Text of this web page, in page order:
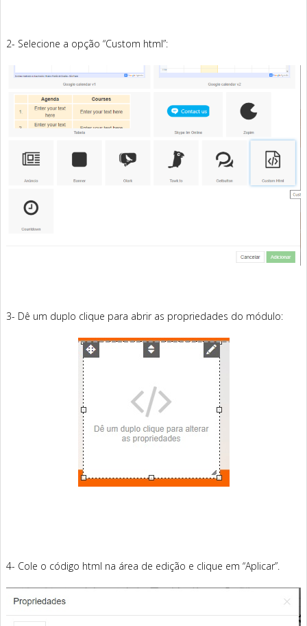
2- Selecione a opção “Custom html”:
3- Dê um duplo clique para abrir as propriedades do módulo:
4- Cole o código html na área de edição e clique em “Aplicar”.